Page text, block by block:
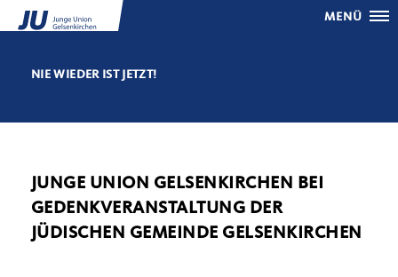
MENÜ
NIE WIEDER IST JETZT!
JUNGE UNION GELSENKIRCHEN BEI
GEDENKVERANSTALTUNG DER
JÜDISCHEN GEMEINDE GELSENKIRCHEN